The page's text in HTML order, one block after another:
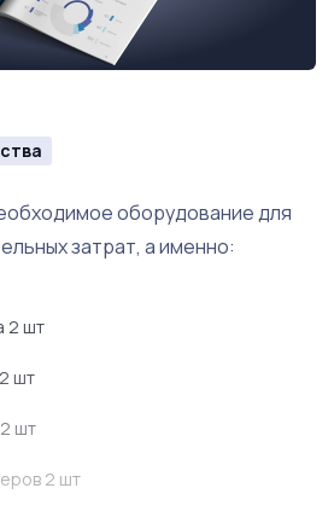
оборудование для
затрат, а именно:
2 шт
шт
шт
2 шт